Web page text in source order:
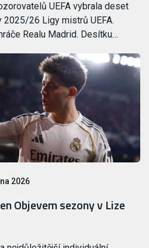
UEFA vybrala deset
26 Ligy mistrů UEFA.
Realu Madrid. Desítku…
2026
Objevem sezony v Lize